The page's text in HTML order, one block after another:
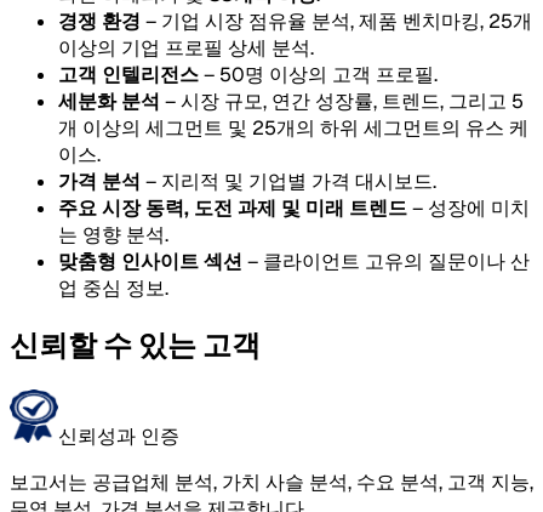
경쟁 환경 – 기업 시장 점유율 분석, 제품 벤치마킹, 25개
이상의 기업 프로필 상세 분석.
고객 인텔리전스– 50명 이상의 고객 프로필.
세분화 분석 – 시장 규모, 연간 성장률, 트렌드, 그리고 5
개 이상의 세그먼트 및 25개의 하위 세그먼트의 유스 케
이스.
가격 분석 – 지리적 및 기업별 가격 대시보드.
주요 시장 동력, 도전 과제 및 미래 트렌드– 성장에 미치
는 영향 분석.
맞춤형 인사이트 섹션 – 클라이언트 고유의 질문이나 산
업 중심 정보.
신뢰할 수 있는 고객
신뢰성과 인증
보고서는 공급업체 분석, 가치 사슬 분석, 수요 분석, 고객 지능,